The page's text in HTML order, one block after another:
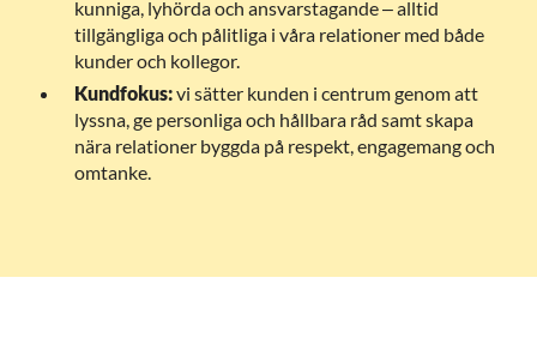
kunniga, lyhörda och ansvarstagande – alltid
tillgängliga och pålitliga i våra relationer med både
kunder och kollegor.
Kundfokus:vi sätter kunden i centrum genom att
lyssna, ge personliga och hållbara råd samt skapa
nära relationer byggda på respekt, engagemang och
omtanke.